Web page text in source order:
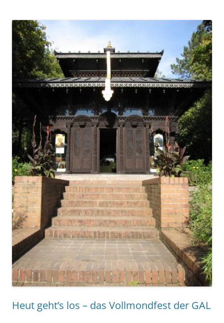
Heut geht’s los – das Vollmondfest der GAL